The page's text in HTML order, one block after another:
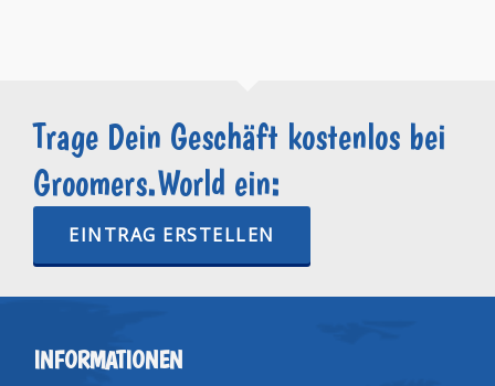
Trage Dein Geschäft kostenlos bei
Groomers.World ein:
EINTRAG ERSTELLEN
INFORMATIONEN